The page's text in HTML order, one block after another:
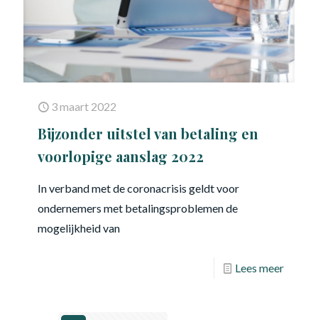
3 maart 2022
Bijzonder uitstel van betaling en
voorlopige aanslag 2022
In verband met de coronacrisis geldt voor
ondernemers met betalingsproblemen de
mogelijkheid van
Lees meer